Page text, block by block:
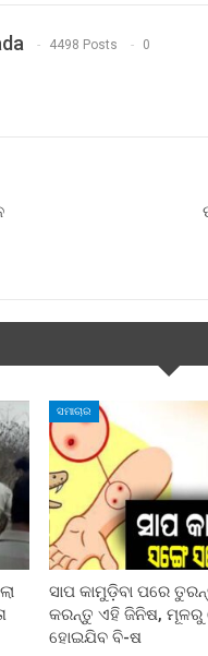
4498 Posts 0
ସମାଚାର
ସାପ କାମୁଡ଼ିବା ପରେ
କରନ୍ତୁ ଏହି ଜିନିଷ, ମୂଳରୁ
ହୋଇଯିବ ବି-ଷ